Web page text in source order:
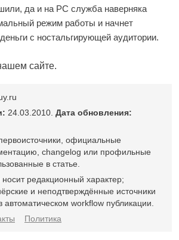
да и на PC служба наверняка
режим работы и начнет
с ностальгирующей аудитории.
сайте.
24.03.2010. Дата обновления:
официальные
changelog или профильные
в статье.
редакционный характер;
и неподтверждённые источники
автоматическом workflow публикации.
Политика